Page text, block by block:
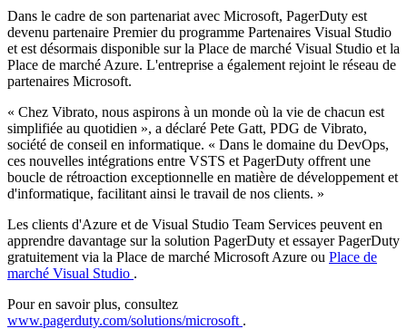
Dans le cadre de son partenariat avec Microsoft, PagerDuty est
devenu partenaire Premier du programme Partenaires Visual Studio
et est désormais disponible sur la Place de marché Visual Studio et la
Place de marché Azure. L'entreprise a également rejoint le réseau de
partenaires Microsoft.
« Chez Vibrato, nous aspirons à un monde où la vie de chacun est
simplifiée au quotidien », a déclaré Pete Gatt, PDG de Vibrato,
société de conseil en informatique. « Dans le domaine du DevOps,
ces nouvelles intégrations entre VSTS et PagerDuty offrent une
boucle de rétroaction exceptionnelle en matière de développement et
d'informatique, facilitant ainsi le travail de nos clients. »
Les clients d'Azure et de Visual Studio Team Services peuvent en
apprendre davantage sur la solution PagerDuty et essayer PagerDuty
gratuitement via la Place de marché Microsoft Azure ou Place de
marché Visual Studio .
Pour en savoir plus, consultez
www.pagerduty.com/solutions/microsoft .